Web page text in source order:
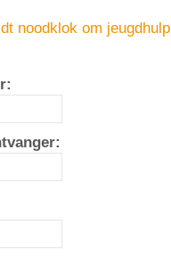
noodklok om jeugdhulp